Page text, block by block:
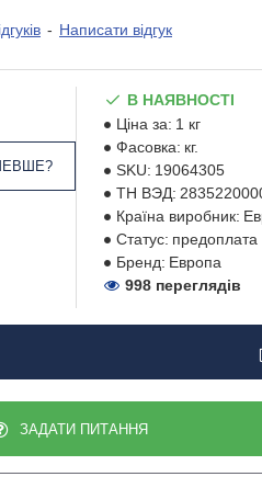
- Написати відгук
В НАЯВНОСТІ
Ціна за: 1 кг
Фасовка: кг.
SKU: 19064305
ТН ВЭД:
Країна виробник:
Статус: предоплата
Бренд: Европа
998 переглядів
ЗАДАТИ ПИТАННЯ